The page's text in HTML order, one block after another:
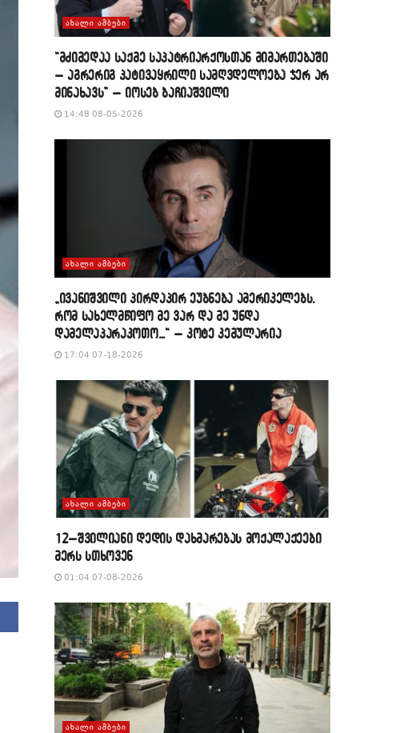
ᲐᲮᲐᲚᲘ ᲐᲛᲑᲔᲑᲘ
“მძიმედაა საქმე საპატრიარქოსთან მიმართებაში
– აგრერიგ პატივაყრილი სამღვდელოება ჯერ არ
მინახავს” – იოსებ ბაჩიაშვილი
14:48 08-05-2026
ᲐᲮᲐᲚᲘ ᲐᲛᲑᲔᲑᲘ
„ივანიშვილი პირდაპირ ეუბნება ამერიკელებს,
რომ სახელმწიფო მე ვარ და მე უნდა
დამელაპარაკოთო…“ – კოტე კემულარია
17:04 07-18-2026
ᲐᲮᲐᲚᲘ ᲐᲛᲑᲔᲑᲘ
12–შვილიანი დედის დახმარებას მოქალაქეები
მერს სთხოვენ
01:04 07-08-2026
ᲐᲮᲐᲚᲘ ᲐᲛᲑᲔᲑᲘ